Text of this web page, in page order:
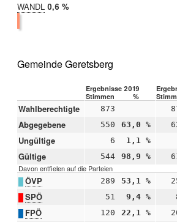
WANDL 2019:
0,6 %
Gemeinde Geretsberg
Ergebnisse 2019
Stimmen
%
Wahlberechtigte 873
Abgegebene 550 63,0 %
Ungültige 6 1,1 %
Gültige 544 98,9 %
Davon entfielen auf die Parteien
ÖVP 289 53,1 %
SPÖ 51 9,4 %
FPÖ 120 22,1 %